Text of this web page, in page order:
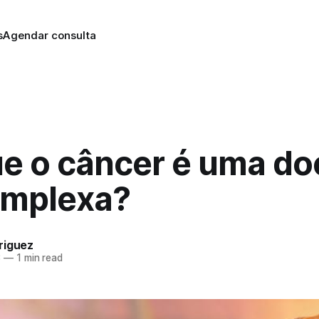
Agendar consulta
o câncer é uma
—1 min read